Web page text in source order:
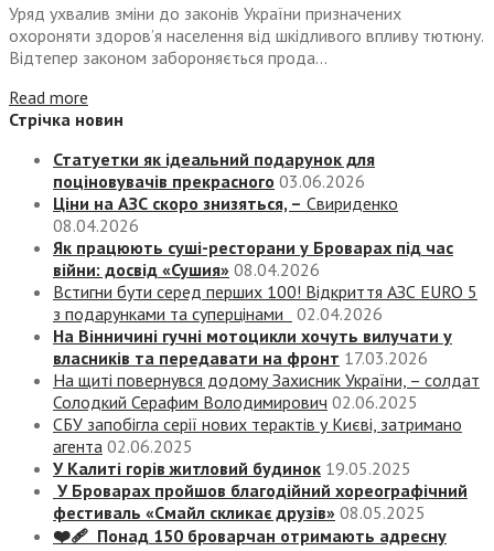
Уряд ухвалив зміни до законів України призначених
охороняти здоров’я населення від шкідливого впливу тютюну.
Відтепер законом забороняється прода...
Read more
Стрічка новин
Статуетки як ідеальний подарунок для
поціновувачів прекрасного 03.06.2026
Ціни на АЗС скоро знизяться, – Свириденко
08.04.2026
Як працюють суші-ресторани у Броварах під час
війни: досвід «Сушия» 08.04.2026
Встигни бути серед перших 100! Відкриття АЗС EURO 5
з подарунками та суперцінами
02.04.2026
На Вінничині гучні мотоцикли хочуть вилучати у
власників та передавати на фронт 17.03.2026
На щиті повернувся додому Захисник України, – солдат
Солодкий Серафим Володимирович 02.06.2025
СБУ запобігла серії нових терактів у Києві, затримано
агента 02.06.2025
У Калиті горів житловий будинок 19.05.2025
У Броварах пройшов благодійний хореографічний
фестиваль «Смайл скликає друзів» 08.05.2025
❤️‍🩹 Понад 150 броварчан отримають адресну